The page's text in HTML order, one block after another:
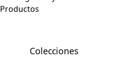
Productos
Colecciones